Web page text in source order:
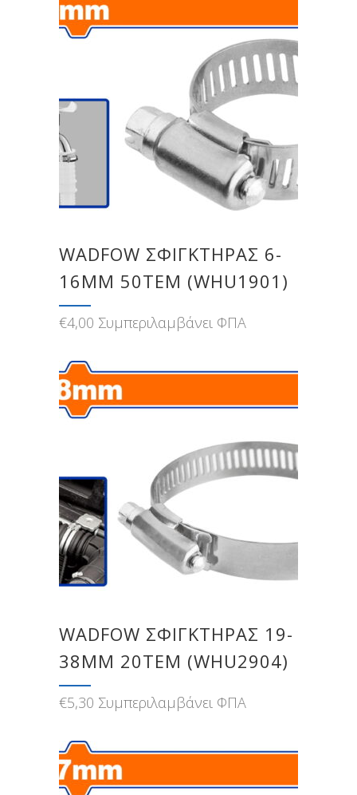
WADFOW ΣΦΙΓΚΤΗΡΑΣ 6-
16MM 50ΤΕΜ (WHU1901)
€4,00 Συμπεριλαμβάνει ΦΠΑ
WADFOW ΣΦΙΓΚΤΗΡΑΣ 19-
38MM 20ΤΕΜ (WHU2904)
€5,30 Συμπεριλαμβάνει ΦΠΑ